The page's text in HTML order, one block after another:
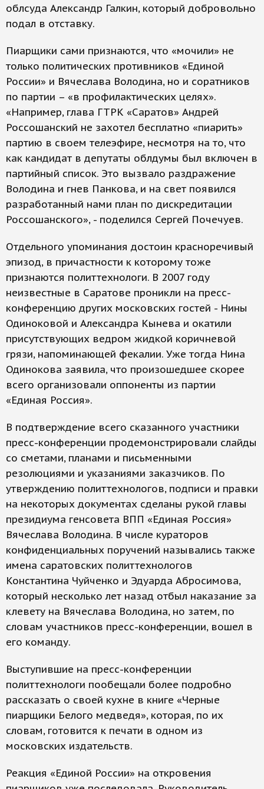
облсуда Александр Галкин, который добровольно
подал в отставку.
Пиарщики сами признаются, что «мочили» не
только политических противников «Единой
России» и Вячеслава Володина, но и соратников
по партии – «в профилактических целях».
«Например, глава ГТРК «Саратов» Андрей
Россошанский не захотел бесплатно «пиарить»
партию в своем телеэфире, несмотря на то, что
как кандидат в депутаты облдумы был включен в
партийный список. Это вызвало раздражение
Володина и гнев Панкова, и на свет появился
разработанный нами план по дискредитации
Россошанского», - поделился Сергей Почечуев.
Отдельного упоминания достоин красноречивый
эпизод, в причастности к которому тоже
признаются политтехнологи. В 2007 году
неизвестные в Саратове проникли на пресс-
конференцию других московских гостей - Нины
Одиноковой и Александра Кынева и окатили
присутствующих ведром жидкой коричневой
грязи, напоминающей фекалии. Уже тогда Нина
Одинокова заявила, что произошедшее скорее
всего организовали оппоненты из партии
«Единая Россия».
В подтверждение всего сказанного участники
пресс-конференции продемонстрировали слайды
со сметами, планами и письменными
резолюциями и указаниями заказчиков. По
утверждению политтехнологов, подписи и правки
на некоторых документах сделаны рукой главы
президиума генсовета ВПП «Единая Россия»
Вячеслава Володина. В числе кураторов
конфиденциальных поручений назывались также
имена саратовских политтехнологов
Константина Чуйченко и Эдуарда Абросимова,
который несколько лет назад отбыл наказание за
клевету на Вячеслава Володина, но затем, по
словам участников пресс-конференции, вошел в
его команду.
Выступившие на пресс-конференции
политтехнологи пообещали более подробно
рассказать о своей кухне в книге «Черные
пиарщики Белого медведя», которая, по их
словам, готовится к печати в одном из
московских издательств.
Реакция «Единой России» на откровения